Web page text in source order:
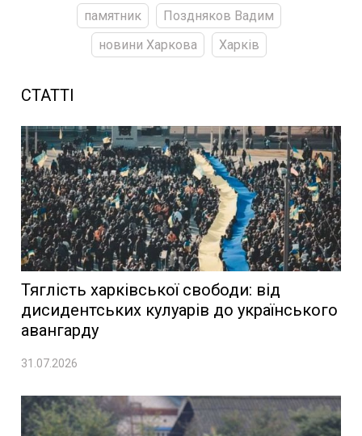
памятник
Поздняков Вадим
новини Харкова
Харків
СТАТТІ
Тяглість харківської свободи: від
дисидентських кулуарів до українського
авангарду
31.07.2026